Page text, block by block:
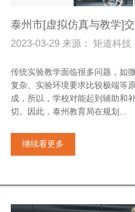
泰州市[虚拟仿真与教学]
2023-03-29 来源： 矩道科技
传统实验教学面临很多问题，如
复杂、实验环境要求比较极端等
成，所以，学校对能起到辅助和
切。因此，泰州教育局在规划...
继续看更多